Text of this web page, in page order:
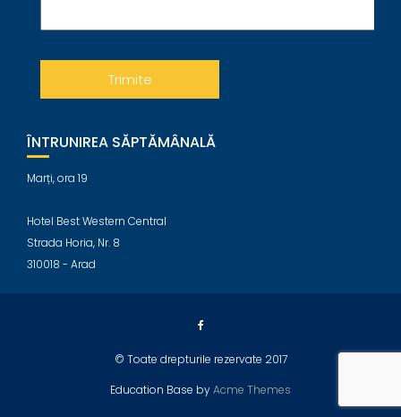
ÎNTRUNIREA SĂPTĂMÂNALĂ
Marți, ora 19
Hotel Best Western Central
Strada Horia, Nr. 8
310018 - Arad
© Toate drepturile rezervate 2017
Education Base byAcme Themes